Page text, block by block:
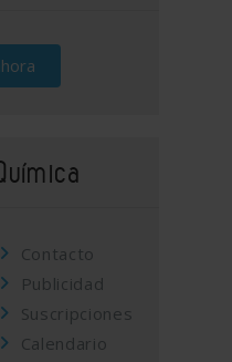
Contacto
Publicidad
Suscripciones
Calendario